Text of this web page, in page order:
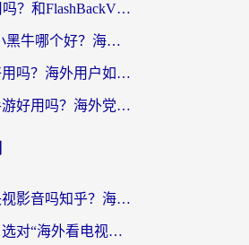
穿梭VPN好用吗？和FlashBackVPN对比哪个回国效果更好？
Quickback和小黑牛哪个好？海外党亲测指南，选对回国加速器秒回国内
迅游和银河好用吗？海外用户如何选择回国加速器实现无缝访问国内资源
穿梭和奇游手游好用吗？海外党亲测3款回国加速器，附蜜蜂加速器七天试用攻略
国外可以看央视影音吗知乎？海外党亲测有效的回国加速方案
海外党必看：选对“海外看电视剧软件”，再也不用愁国内剧刷不了